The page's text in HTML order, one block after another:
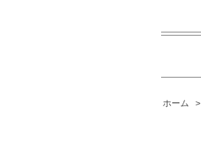
ホーム >